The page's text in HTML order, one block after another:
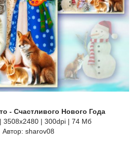
- Счастливого Нового Года
3508x2480 | 300dpi | 74 Мб
Автор: sharov08